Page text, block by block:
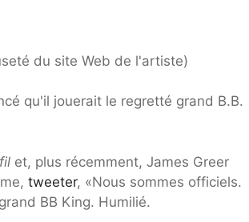
du site Web de l'artiste)
qu'il jouerait le regretté grand B.B.
et, plus récemment, James Greer
tweeter, «Nous sommes officiels.
BB King. Humilié.